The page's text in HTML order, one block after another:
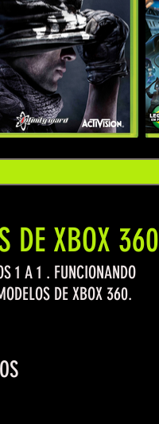
DE XBOX 360
1 A 1 . FUNCIONANDO
DE XBOX 360.